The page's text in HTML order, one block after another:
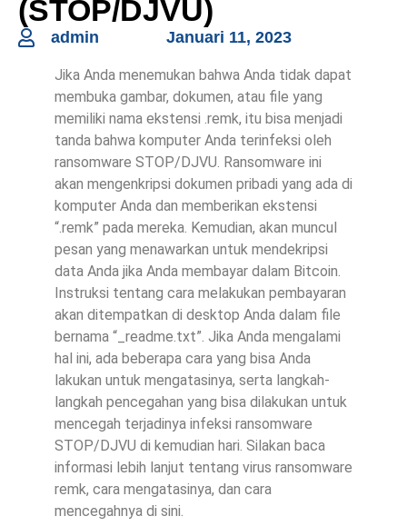
(STOP/DJVU)
admin Januari 11, 2023
Jika Anda menemukan bahwa Anda tidak dapat
membuka gambar, dokumen, atau file yang
memiliki nama ekstensi .remk, itu bisa menjadi
tanda bahwa komputer Anda terinfeksi oleh
ransomware STOP/DJVU. Ransomware ini
akan mengenkripsi dokumen pribadi yang ada di
komputer Anda dan memberikan ekstensi
“.remk” pada mereka. Kemudian, akan muncul
pesan yang menawarkan untuk mendekripsi
data Anda jika Anda membayar dalam Bitcoin.
Instruksi tentang cara melakukan pembayaran
akan ditempatkan di desktop Anda dalam file
bernama “_readme.txt”. Jika Anda mengalami
hal ini, ada beberapa cara yang bisa Anda
lakukan untuk mengatasinya, serta langkah-
langkah pencegahan yang bisa dilakukan untuk
mencegah terjadinya infeksi ransomware
STOP/DJVU di kemudian hari. Silakan baca
informasi lebih lanjut tentang virus ransomware
remk, cara mengatasinya, dan cara
mencegahnya di sini.